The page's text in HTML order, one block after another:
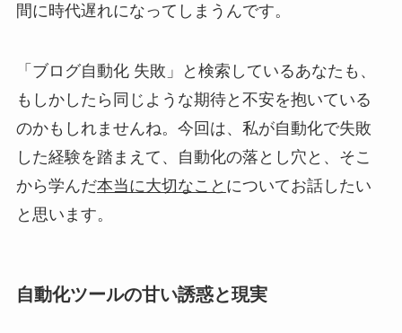
間に時代遅れになってしまうんです。
「ブログ自動化 失敗」と検索しているあなたも、
もしかしたら同じような期待と不安を抱いている
のかもしれませんね。今回は、私が自動化で失敗
した経験を踏まえて、自動化の落とし穴と、そこ
から学んだ本当に大切なこと についてお話したい
と思います。
自動化ツールの甘い誘惑と現実